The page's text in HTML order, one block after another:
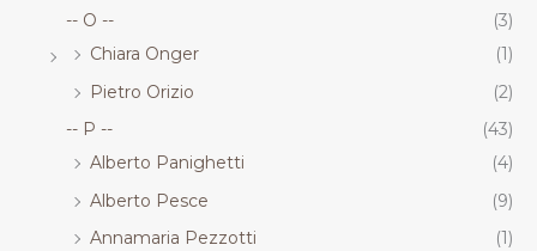
-- O --
(3)
Chiara Onger
(1)
Pietro Orizio
(2)
-- P --
(43)
Alberto Panighetti
(4)
Alberto Pesce
(9)
Annamaria Pezzotti
(1)